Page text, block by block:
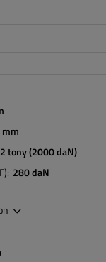
2 tony (2000 daN)
280 daN